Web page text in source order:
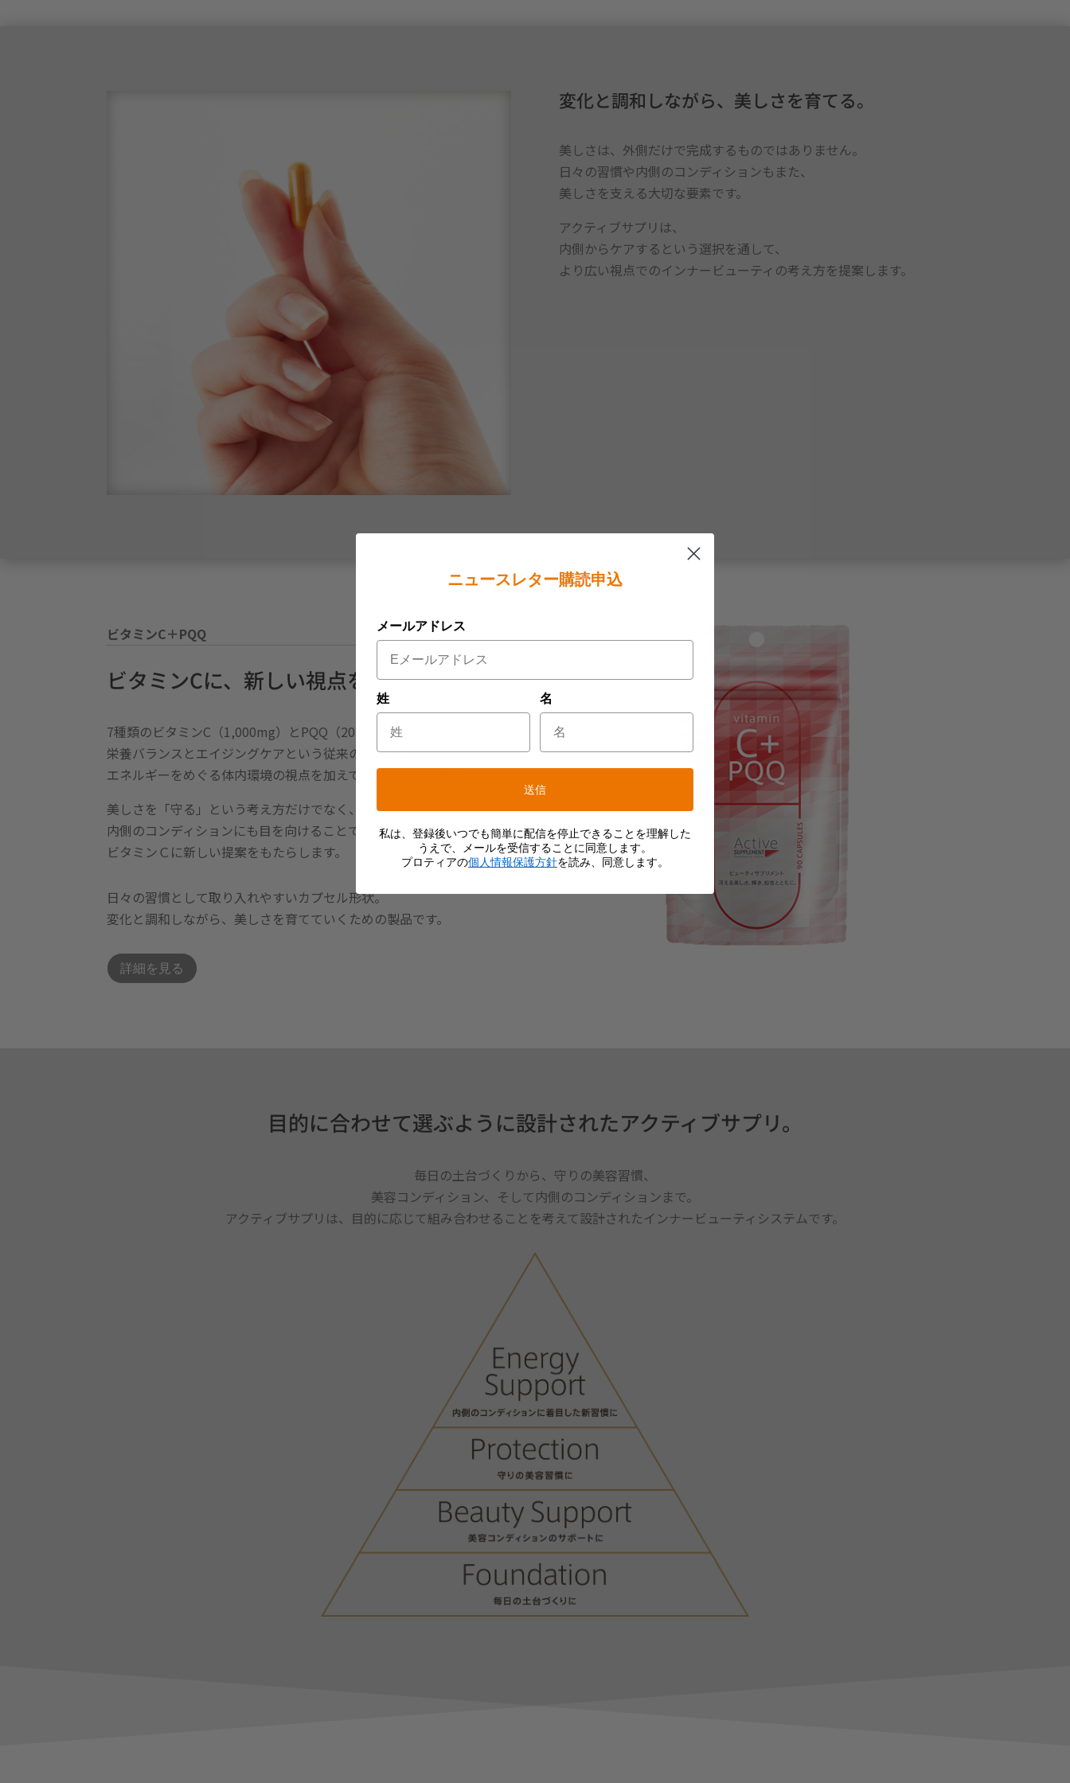
変化と調和しながら、美しさを育てる。
美しさは、外側だけで完成するものではありません。
日々の習慣や内側のコンディションもまた、
美しさを支える大切な要素です。
アクティブサプリは、
内側からケアするという選択を通して、
より広い視点でのインナービューティの考え方を提案します。
ビタミンC＋PQQ
ビタミンCに、新しい視点を。
7種類のビタミンC（1,000mg）とPQQ（20mg）を組み合わせ、
栄養バランスとエイジングケアという従来の視点に、
エネルギーをめぐる体内環境の視点を加えて設計されています。
美しさを「守る」という考え方だけでなく、
内側のコンディションにも目を向けることで、
ビタミンＣに新しい提案をもたらします。
日々の習慣として取り入れやすいカプセル形状。
変化と調和しながら、美しさを育てていくための製品です。
詳細を見る
目的に合わせて選ぶように設計されたアクティブサプリ。
毎日の土台づくりから、守りの美容習慣、
美容コンディション、そして内側のコンディションまで。
アクティブサプリは、目的に応じて組み合わせることを考えて設計されたインナービューティシステムです。
ニュースレター購読申込
メールアドレス
姓 名
送信
私は、登録後いつでも簡単に配信を停止できることを理解した
うえで、メールを受信することに同意します。
プロティアの個人情報保護方針を読み、同意します。